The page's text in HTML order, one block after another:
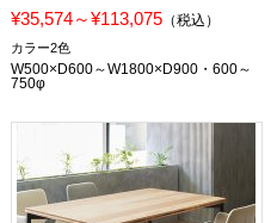
¥35,574～¥113,075（税込）
カラー2色
W500×D600～W1800×D900・600～
750φ